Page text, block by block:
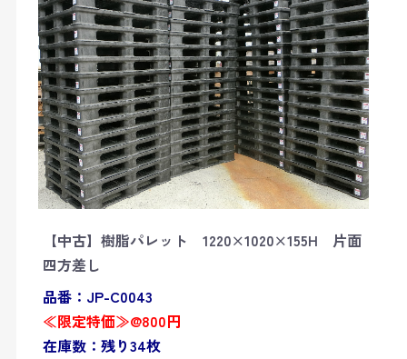
【中古】樹脂パレット 1220×1020×155H 片面
四方差し
品番：JP-C0043
≪限定特価≫@800円
在庫数：残り34枚